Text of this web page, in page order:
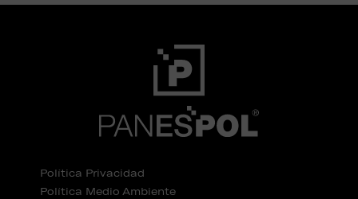
Política Privacidad
Política Medio Ambiente